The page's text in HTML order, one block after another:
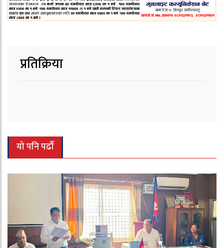
प्रतिक्रिया
यो पनि पढौँ